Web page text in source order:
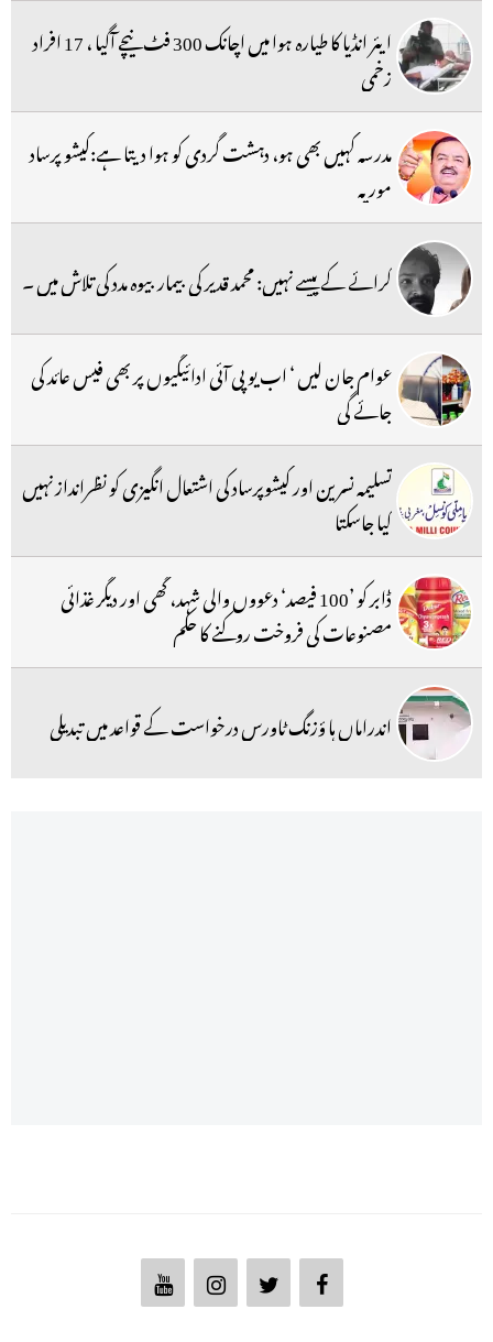
ایئر انڈیا کا طیارہ ہوا میں اچانک 300 فٹ نیچے آگیا ، 17 افراد
زخمی
مدرسہ کہیں بھی ہو، دہشت گردی کو ہوا دیتا ہے:کیشو پرساد
موریہ
کرائے کے پیسے نہیں: محمد قدیر کی بیمار بیوہ مدد کی تلاش میں ۔
عوام جان لیں ‘ اب یو پی آئی ادائیگیوں پر بھی فیس عائد کی
جائے گی
تسلیمہ نسرین اور کیشوپرساد کی اشتعال انگیزی کو نظرانداز نہیں
کیا جاسکتا
ڈابر کو ’100 فیصد‘ دعووں والی شہد، گھی اور دیگر غذائی
مصنوعات کی فروخت روکنے کا حکم
اندراماں ہا ؤزنگ ٹاورس درخواست کے قواعد میں تبدیلی